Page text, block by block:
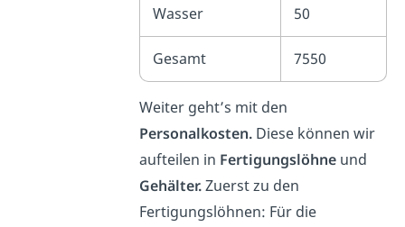
Wasser 50
Gesamt 7550
Weiter geht’s mit den
Personalkosten.Diese können wir
aufteilen in Fertigungslöhneund
Gehälter.Zuerst zu den
Fertigungslöhnen: Für die